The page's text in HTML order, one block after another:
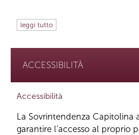
leggi tutto
ACCESSIBILITÀ
Accessibilità
La Sovrintendenza Capitolina
garantire l’accesso al proprio